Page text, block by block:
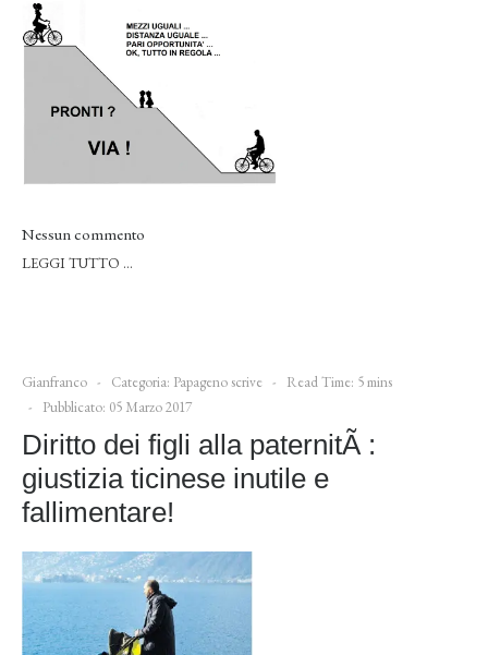
Nessun commento
LEGGI TUTTO …
Gianfranco Categoria: Papageno scrive
Read Time: 5 mins
Pubblicato: 05 Marzo 2017
Diritto dei figli alla paternitÃ :
giustizia ticinese inutile e
fallimentare!